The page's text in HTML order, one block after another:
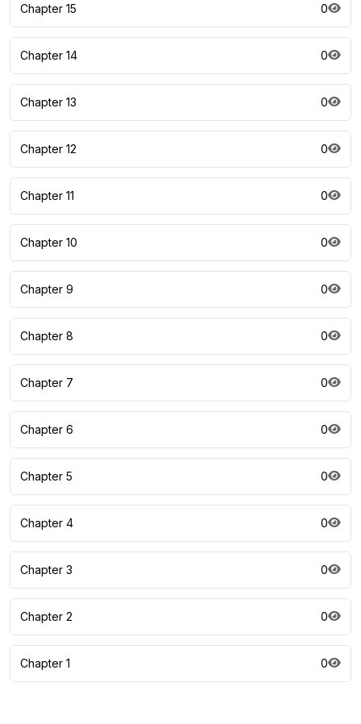
Chapter 15 0
Chapter 14 0
Chapter 13 0
Chapter 12 0
Chapter 11 0
Chapter 10 0
Chapter 9 0
Chapter 8 0
Chapter 7 0
Chapter 6 0
Chapter 5 0
Chapter 4 0
Chapter 3 0
Chapter 2 0
Chapter 1 0